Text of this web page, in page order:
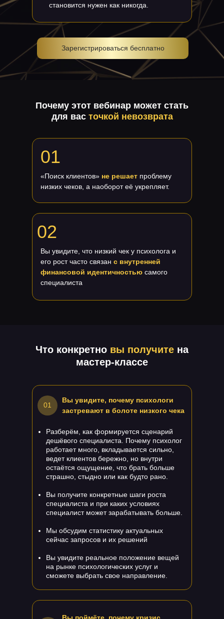
Зарегистрироваться бесплатно
становится нужен как никогда.
Почему этот вебинар может стать
для вас точкой невозврата
«Поиск клиентов» не решает проблему
низких чеков, а наоборот её укрепляет.
01
Вы увидите, что низкий чек у психолога и
его рост часто связан с внутренней
финансовой идентичностью самого
специалиста
02
Что конкретно вы получите на
мастер-классе
Разберём, как формируется сценарий
дешёвого специалиста. Почему психолог
работает много, вкладывается сильно,
ведет клиентов бережно, но внутри
остаётся ощущение, что брать больше
страшно, стыдно или как будто рано.
Вы получите конкретные шаги роста
специалиста и при каких условиях
специалист может зарабатывать больше.
Мы обсудим статистику актуальных
сейчас запросов и их решений
Вы увидите реальное положение вещей
на рынке психологических услуг и
сможете выбрать свое направление.
Вы увидите, почему психологи
застревают в болоте низкого чека
01